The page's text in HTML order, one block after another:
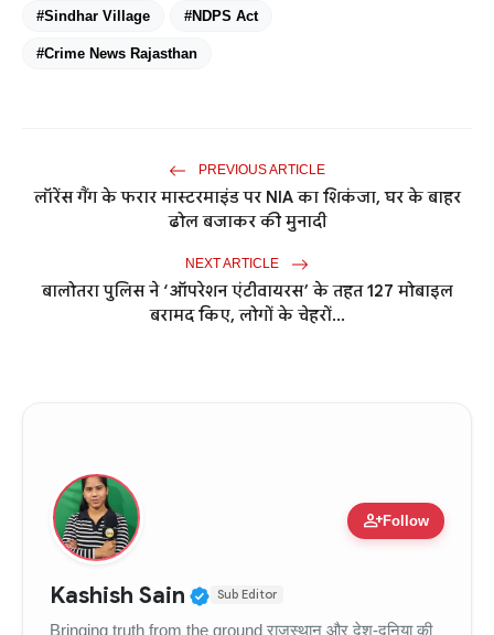
#Sindhar Village #NDPS Act
#Crime News Rajasthan
PREVIOUS ARTICLE
लॉरेंस गैंग के फरार मास्टरमाइंड पर NIA का शिकंजा, घर के बाहर
ढोल बजाकर की मुनादी
NEXT ARTICLE
बालोतरा पुलिस ने ‘ऑपरेशन एंटीवायरस’ के तहत 127 मोबाइल
बरामद किए, लोगों के चेहरों...
person_addFollow
Kashish Sain Verified Public Figure •
Sub Editor
Bringing truth from the ground राजस्थान और देश-दुनिया की